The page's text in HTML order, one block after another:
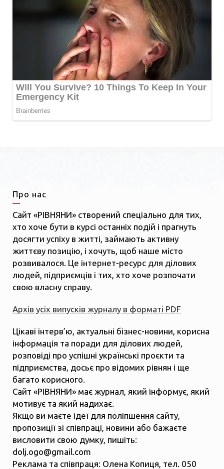
Про нас
Сайт «РІВНЯНИ» створений спеціально для тих,
хто хоче бути в курсі останніх подій і прагнуть
досягти успіху в житті, займають активну
життєву позицію, і хочуть, щоб наше місто
розвивалося. Це інтернет-ресурс для ділових
людей, підприємців і тих, хто хоче розпочати
свою власну справу.
Архів усіх випусків журналу в форматі PDF
Цікаві інтерв’ю, актуальні бізнес-новини, корисна
інформація та поради для ділових людей,
розповіді про успішні українські проєкти та
підприємства, досьє про відомих рівнян і ще
багато корисного.
Сайт «РІВНЯНИ» має журнал, який інформує, який
мотивує та який надихає.
Якщо ви маєте ідеї для поліпшення сайту,
пропозиції зі співпраці, новини або бажаєте
висловити свою думку, пишіть:
dolj.ogo@gmail.com
Реклама та співпраця: Олена Копиця, тел. 050